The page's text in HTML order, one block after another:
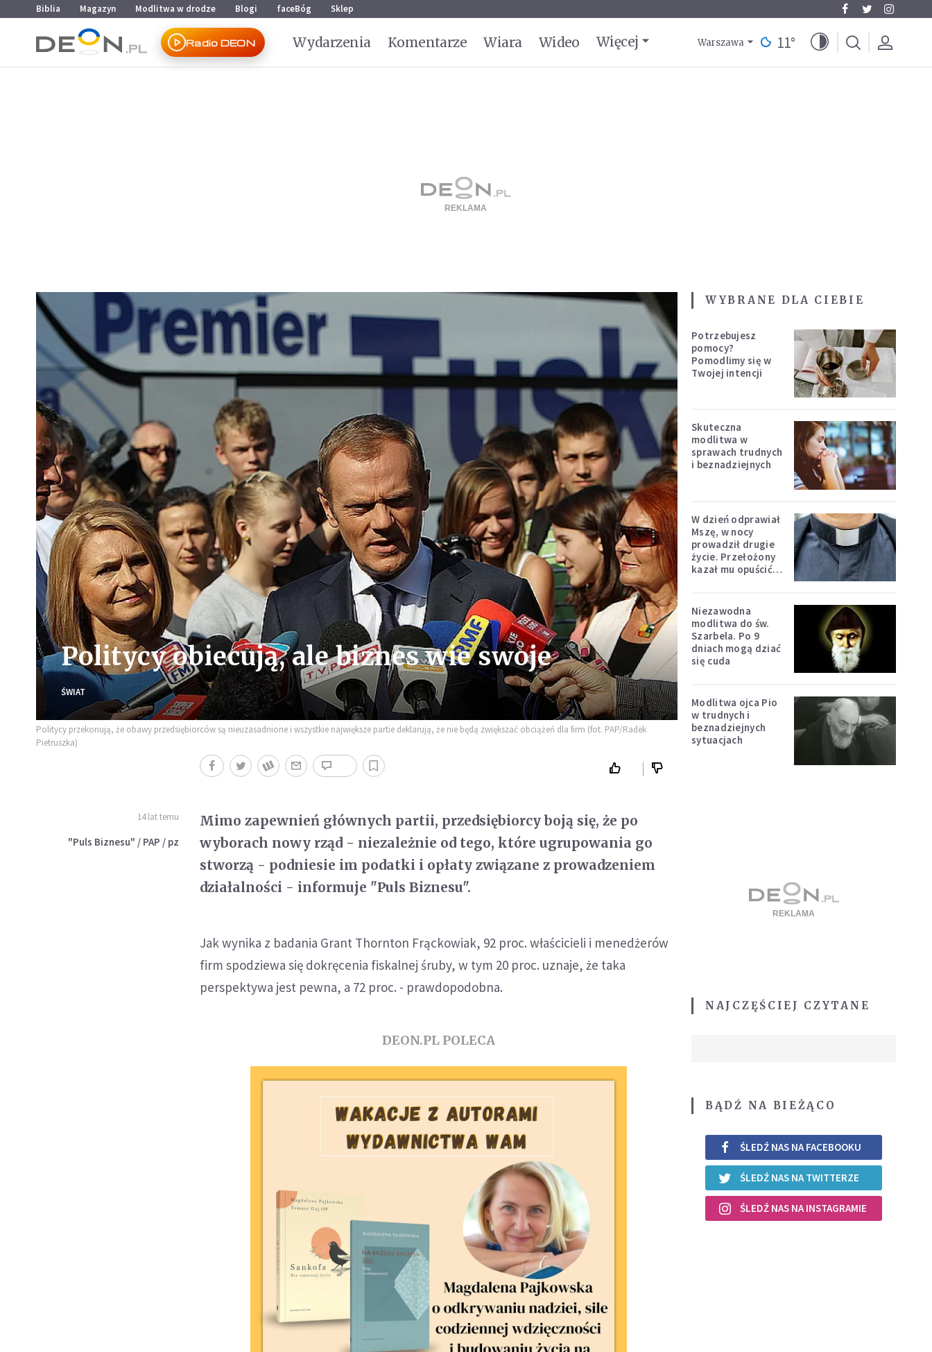
Przejdź do menu głównego
Przejdź do treści
Biblia Magazyn Modlitwa w drodze Blogi faceBóg Sklep
Radio DEON Wydarzenia Komentarze Wiara Wideo Więcej Warszawa 11°
Politycy obiecują, ale biznes wie swoje
ŚWIAT
Politycy przekonują, że obawy przedsiębiorców są nieuzasadnione i wszystkie największe partie deklarują, że nie będą zwiększać obciążeń dla firm (fot. PAP/Radek
Pietruszka)
14 lat temu
"Puls Biznesu" / PAP / pz
Mimo zapewnień głównych partii, przedsiębiorcy boją się, że po
wyborach nowy rząd - niezależnie od tego, które ugrupowania go
stworzą - podniesie im podatki i opłaty związane z prowadzeniem
działalności - informuje "Puls Biznesu".
Jak wynika z badania Grant Thornton Frąckowiak, 92 proc. właścicieli i menedżerów
firm spodziewa się dokręcenia fiskalnej śruby, w tym 20 proc. uznaje, że taka
perspektywa jest pewna, a 72 proc. - prawdopodobna.
DEON.PL POLECA
WYBRANE DLA CIEBIE
Potrzebujesz
pomocy?
Pomodlimy się w
Twojej intencji
Skuteczna
modlitwa w
sprawach trudnych
i beznadziejnych
W dzień odprawiał
Mszę, w nocy
prowadził drugie
życie. Przełożony
kazał mu opuścić
Niezawodna
modlitwa do św.
Szarbela. Po 9
dniach mogą dziać
się cuda
Modlitwa ojca Pio
w trudnych i
beznadziejnych
sytuacjach
NAJCZĘŚCIEJ CZYTANE
BĄDŹ NA BIEŻĄCO
ŚLEDŹ NAS NA FACEBOOKU
ŚLEDŹ NAS NA TWITTERZE
ŚLEDŹ NAS NA INSTAGRAMIE